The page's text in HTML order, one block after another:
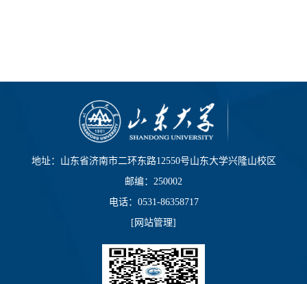
地址：山东省济南市二环东路12550号山东大学兴隆山校区
邮编：250002
电话：0531-86358717
[ 网站管理]